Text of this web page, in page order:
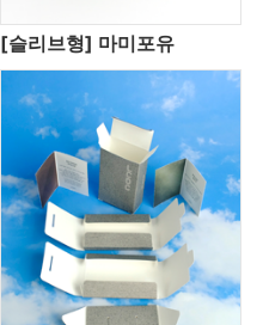
[슬리브형] 마미포유